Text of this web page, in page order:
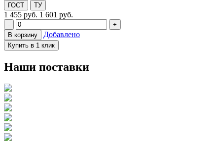
ГОСТ ТУ
1 455 руб. 1 601 руб.
-
+
В корзину
Добавлено
Купить в 1 клик
Наши поставки